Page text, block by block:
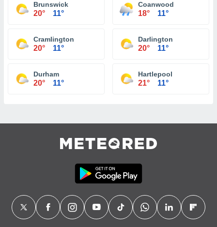
Brunswick
20° 11°
Coanwood
18° 11°
Cramlington
20° 11°
Darlington
20° 11°
Durham
20° 11°
Hartlepool
21° 11°